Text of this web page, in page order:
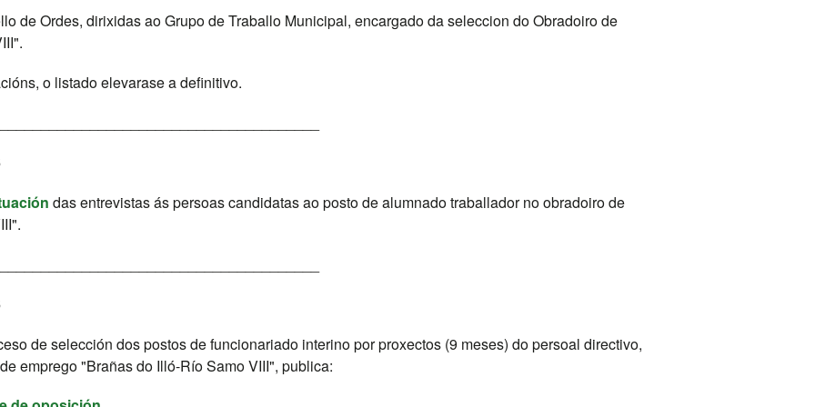
de Ordes, dirixidas ao Grupo de Traballo Municipal, encargado da seleccion do Obradoiro de
o listado elevarase a definitivo.
das entrevistas ás persoas candidatas ao posto de alumnado traballador no obradoiro de
de selección dos postos de funcionariado interino por proxectos (9 meses) do persoal directivo,
emprego "Brañas do Illó-Río Samo VIII", publica: